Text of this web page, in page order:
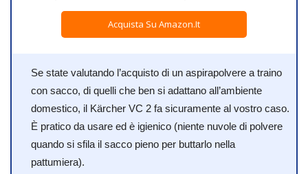
Acquista Su Amazon.it
Se state valutando l’acquisto di un aspirapolvere a traino
con sacco, di quelli che ben si adattano all’ambiente
domestico, il Kärcher VC 2 fa sicuramente al vostro caso.
È pratico da usare ed è igienico (niente nuvole di polvere
quando si sfila il sacco pieno per buttarlo nella
pattumiera).